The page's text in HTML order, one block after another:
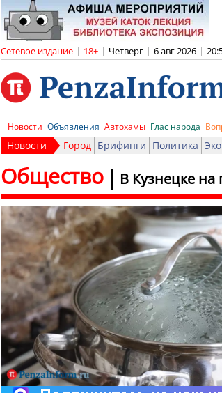
Сетевое издание | 18+ | Четверг | 6 авг 2026 |
Новости Объявления Автохамы Глас народа
Новости Город Брифинги Политика
В Кузнецке на
Общество